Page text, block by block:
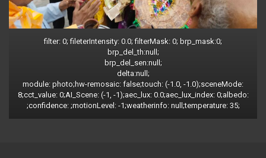
filter: 0; fileterIntensity: 0.0; filterMask: 0; brp_mask:0;
brp_del_th:null;
brp_del_sen:null;
delta:null;
module: photo;hw-remosaic: false;touch: (-1.0, -1.0);sceneMode:
8;cct_value: 0;AI_Scene: (-1, -1);aec_lux: 0.0;aec_lux_index: 0;albedo:
;confidence: ;motionLevel: -1;weatherinfo: null;temperature: 35;